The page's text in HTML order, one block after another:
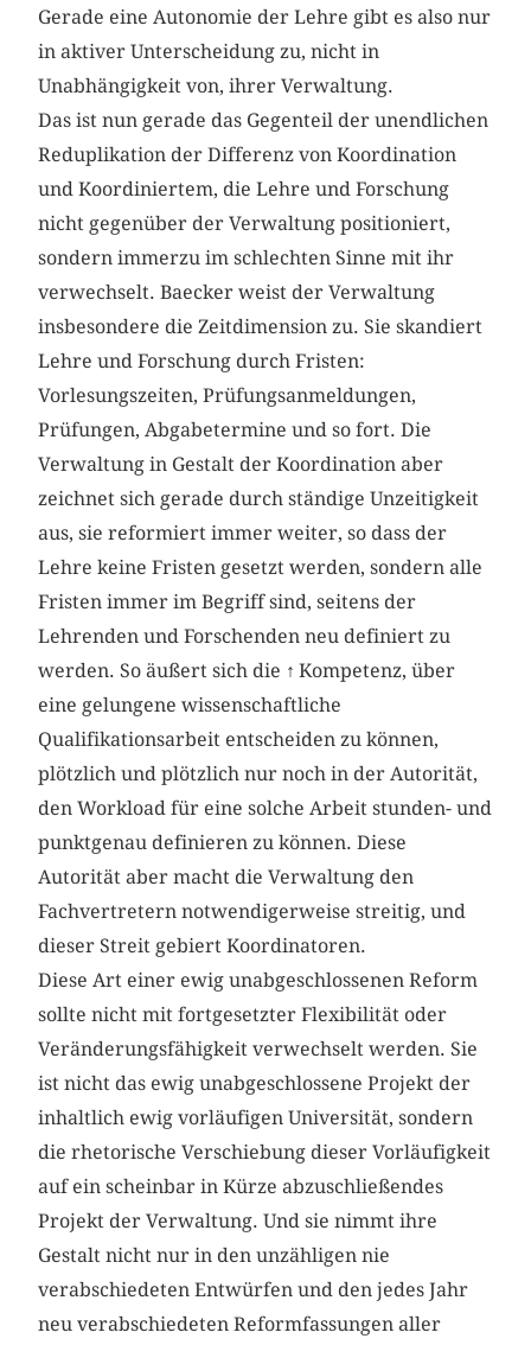
Gerade eine Autonomie der Lehre gibt es also nur
in aktiver Unterscheidung zu, nicht in
Unabhängigkeit von, ihrer Verwaltung.
Das ist nun gerade das Gegenteil der unendlichen
Reduplikation der Differenz von Koordination
und Koordiniertem, die Lehre und Forschung
nicht gegenüber der Verwaltung positioniert,
sondern immerzu im schlechten Sinne mit ihr
verwechselt. Baecker weist der Verwaltung
insbesondere die Zeitdimension zu. Sie skandiert
Lehre und Forschung durch Fristen:
Vorlesungszeiten, Prüfungsanmeldungen,
Prüfungen, Abgabetermine und so fort. Die
Verwaltung in Gestalt der Koordination aber
zeichnet sich gerade durch ständige Unzeitigkeit
aus, sie reformiert immer weiter, so dass der
Lehre keine Fristen gesetzt werden, sondern alle
Fristen immer im Begriff sind, seitens der
Lehrenden und Forschenden neu definiert zu
werden. So äußert sich die ↑Kompetenz, über
eine gelungene wissenschaftliche
Qualifikationsarbeit entscheiden zu können,
plötzlich und plötzlich nur noch in der Autorität,
den Workload für eine solche Arbeit stunden- und
punktgenau definieren zu können. Diese
Autorität aber macht die Verwaltung den
Fachvertretern notwendigerweise streitig, und
dieser Streit gebiert Koordinatoren.
Diese Art einer ewig unabgeschlossenen Reform
sollte nicht mit fortgesetzter Flexibilität oder
Veränderungsfähigkeit verwechselt werden. Sie
ist nicht das ewig unabgeschlossene Projekt der
inhaltlich ewig vorläufigen Universität, sondern
die rhetorische Verschiebung dieser Vorläufigkeit
auf ein scheinbar in Kürze abzuschließendes
Projekt der Verwaltung. Und sie nimmt ihre
Gestalt nicht nur in den unzähligen nie
verabschiedeten Entwürfen und den jedes Jahr
neu verabschiedeten Reformfassungen aller